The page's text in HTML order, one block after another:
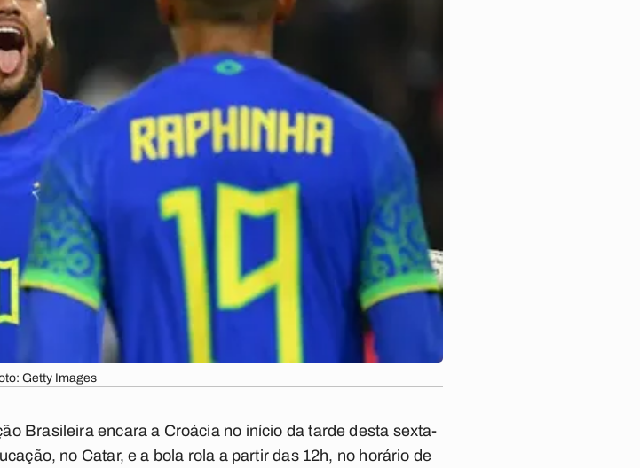
Getty Images
Brasileira encara a Croácia no início da tarde desta sexta-
no Catar, e a bola rola a partir das 12h, no horário de